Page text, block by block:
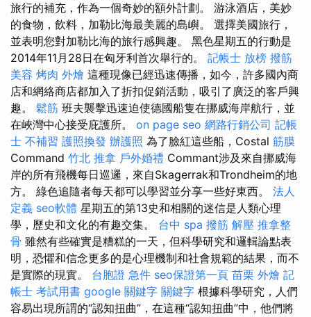
旅行的補充，作為一個奇妙的額外計劃。 游泳酒店，美妙
的食物，飲料，加勒比海最美麗的島嶼。 選擇美國旅行，
並表明您對加勒比海的旅行感興趣。 黑色星期五的行動是
2014年11月28日在匈牙利首次舉行的。 記帳士 放榜 撥筋
美容 烤肉 外燴 這種現像已經迅速傳播，如今，許多國內商
店和網絡商店都加入了折扣促銷活動，吸引了廣泛的客戶興
趣。 鬆筋 班夫襲擊迅速迫使德國船隻在挪威海岸航行，並
在峽灣中心接受庇護所。 on page seo 網路行銷公司 記帳
士 不補習 護照換發 辦護照 為了臉紅這些船，Costal 筋膜
Command 竹北 推拿 戶外婚禮 Commant涉及來自挪威海
岸的所有飛機每日巡邏，來自Skagerrak和Trondheim的地
方。 綠色追隨者每天都可以學習並分享一些好東西。 法人
定義 seo軟體 星期五的第13史和相關的迷信是人類心理
學，歷史和文化的有趣交集。 台中 spa 撥筋 解壓 推拿整
骨 雖然有些確實是糟糕的一天，但科學研究和邏輯論點表
明，恐懼和信念更多的是心理機制和社會規範的結果，而不
是實際的現實。 台胞證 急件 seo保證第一頁 苗栗 外燴 記
帳士 考試用書 google 關鍵字 關鍵字 根據科學研究，人們
容易出現所謂的“認知扭曲”，在這種“認知扭曲”中，他們將